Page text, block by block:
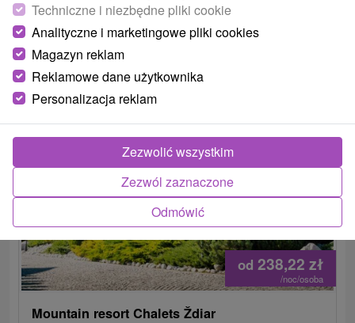
od 238,22 zł
/noc/osoba
Mountain resort Chalets Ždiar
Techniczne i niezbędne pliki cookie
Analityczne i marketingowe pliki cookies
Magazyn reklam
Reklamowe dane użytkownika
Personalizacja reklam
Odmówić
Zezwól zaznaczone
Zezwolić wszystkim